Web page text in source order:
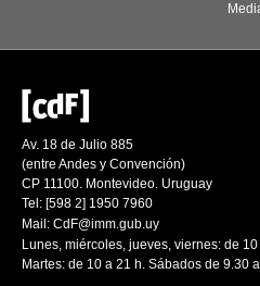
Av. 18 de Julio 885
(entre Andes y Convención)
CP 11100. Montevideo. Uruguay
Tel: [598 2] 1950 7960
Mail: CdF@imm.gub.uy
Lunes, miércoles, jueves, viernes: de
Martes: de 10 a 21 h. Sábados de 9.30